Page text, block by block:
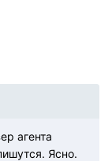
агента
Ясно.